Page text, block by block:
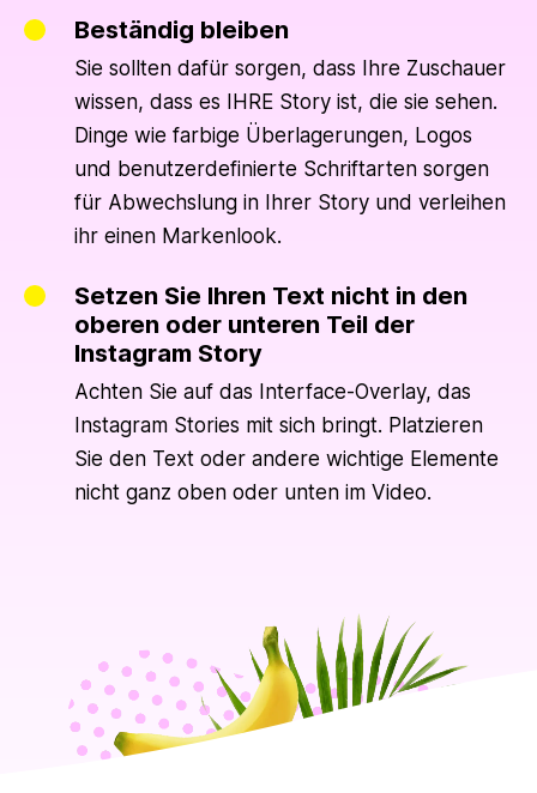
Beständig bleiben
Sie sollten dafür sorgen, dass Ihre Zuschauer
wissen, dass es IHRE Story ist, die sie sehen.
Dinge wie farbige Überlagerungen, Logos
und benutzerdefinierte Schriftarten sorgen
für Abwechslung in Ihrer Story und verleihen
ihr einen Markenlook.
Setzen Sie Ihren Text nicht in den
oberen oder unteren Teil der
Instagram Story
Achten Sie auf das Interface-Overlay, das
Instagram Stories mit sich bringt. Platzieren
Sie den Text oder andere wichtige Elemente
nicht ganz oben oder unten im Video.